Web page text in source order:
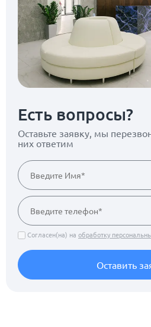
Есть вопросы?
Оставьте заявку, мы
них ответим
Согласен(на) на обработку
Оставить